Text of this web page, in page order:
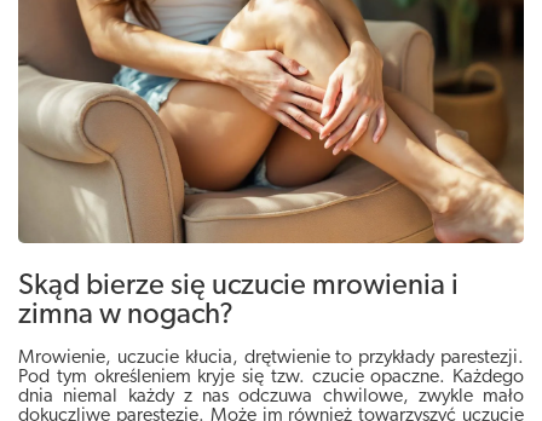
Skąd bierze się uczucie mrowienia i
zimna w nogach?
Mrowienie, uczucie kłucia, drętwienie to przykłady parestezji.
Pod tym określeniem kryje się tzw. czucie opaczne. Każdego
dnia niemal każdy z nas odczuwa chwilowe, zwykle mało
dokuczliwe parestezje. Może im również towarzyszyć uczucie